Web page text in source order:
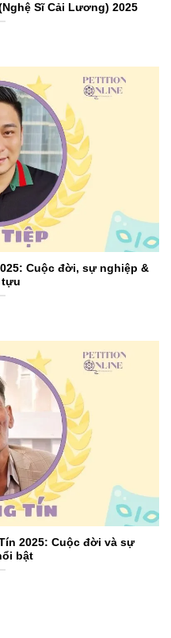
Sĩ Cải Lương) 2025
Cuộc đời, sự nghiệp &
tựu
2025: Cuộc đời và sự
bật